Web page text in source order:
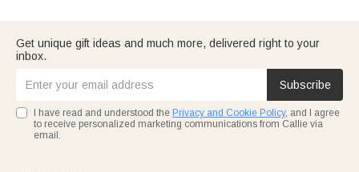
Get unique gift ideas and much more, delivered right to your
inbox.
Subscribe
I have read and understood the Privacy and Cookie Policy, and I agree
to receive personalized marketing communications from Callie via
email.